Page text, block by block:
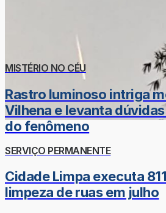
MISTÉRIO NO CÉU
Rastro luminoso intriga
Vilhena e levanta
do fenômeno
SERVIÇO PERMANENTE
Cidade Limpa executa
limpeza de ruas em julho